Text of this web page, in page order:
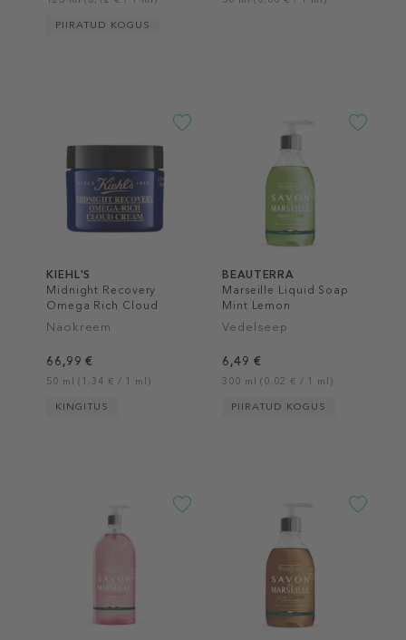
PIIRATUD KOGUS
KIEHL'S
Midnight Recovery
Omega Rich Cloud
Cream
Näokreem
66,99 €
50 ml (1,34 € / 1 ml)
KINGITUS
BEAUTERRA
Marseille Liquid Soap
Mint Lemon
Vedelseep
6,49 €
300 ml (0,02 € / 1 ml)
PIIRATUD KOGUS